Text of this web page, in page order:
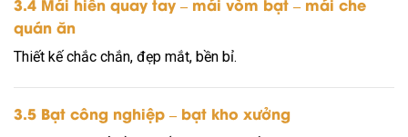
quán ăn
Thiết kế chắc chắn, đẹp mắt, bền bỉ.
3.5 Bạt công nghiệp – bạt kho xưởng